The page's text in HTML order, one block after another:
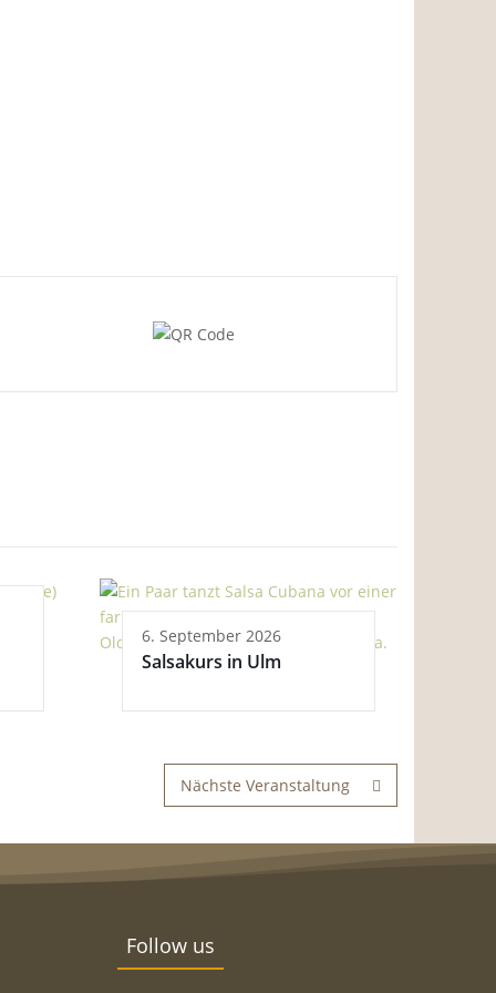
6. September 2026
Salsakurs in Ulm
Nächste Veranstaltung
Follow us